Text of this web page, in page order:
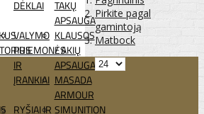
DĖKLAI
TAKŲ
APSAUGA
VALYMO
PRIEMONĖS
IR
ĮRANKIAI
KLAUSOS
/ AKIŲ
APSAUGA
MASADA
ARMOUR
RYŠIAI IR SIMUNITION
Pirkite pagal
gamintoją
Matbock